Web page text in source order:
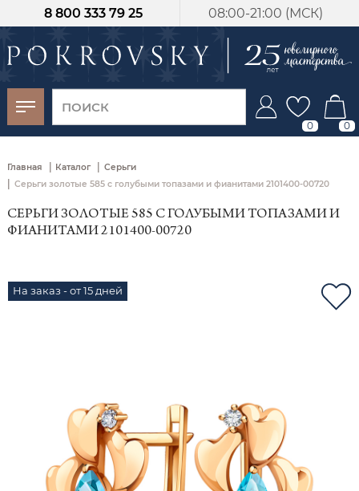
08:00-21:00 (МСК)
8 800 333 79 25
0 0
Главная | Каталог | Серьги
| Серьги золотые 585 с голубыми топазами и фианитами 2101400-00720
СЕРЬГИ ЗОЛОТЫЕ 585 С ГОЛУБЫМИ ТОПАЗАМИ И
ФИАНИТАМИ 2101400-00720
На заказ - от 15 дней
-30%
от 15 дней с
момента оплаты